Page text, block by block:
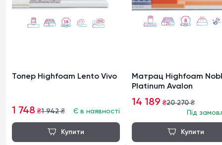
Топер Highfoam Lento Vivo
1 748 ₴1 942₴ Є в наявності
Матрац Highfoam
Platinum Avalon
14 189 ₴20 270₴
Під